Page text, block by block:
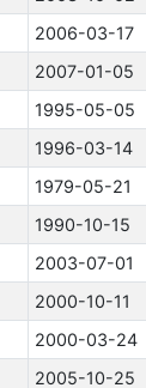
2006-03-17
2007-01-05
1995-05-05
1996-03-14
1979-05-21
1990-10-15
2003-07-01
2000-10-11
2000-03-24
2005-10-25